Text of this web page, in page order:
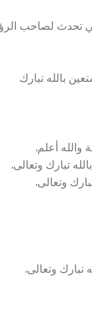
تحدث لصاحب
بالله تبارك
أعلم.
تبارك وتعالى.
وتعالى.
تبارك وتعالى.